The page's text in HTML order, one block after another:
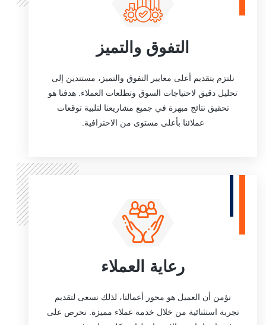
التفوق والتميز
نلتزم بتقديم أعلى معايير التفوق والتميز، مستندين إلى
تحليل دقيق لاحتياجات السوق وتطلعات العملاء. هدفنا هو
تحقيق نتائج مبهرة في جميع مشاريعنا لتلبية توقعات
عملائنا بأعلى مستوى من الاحترافية.
رعاية العملاء
نؤمن أن العميل هو محور أعمالنا، لذلك نسعى لتقديم
تجربة استثنائية من خلال خدمة عملاء مميزة. نحرص على